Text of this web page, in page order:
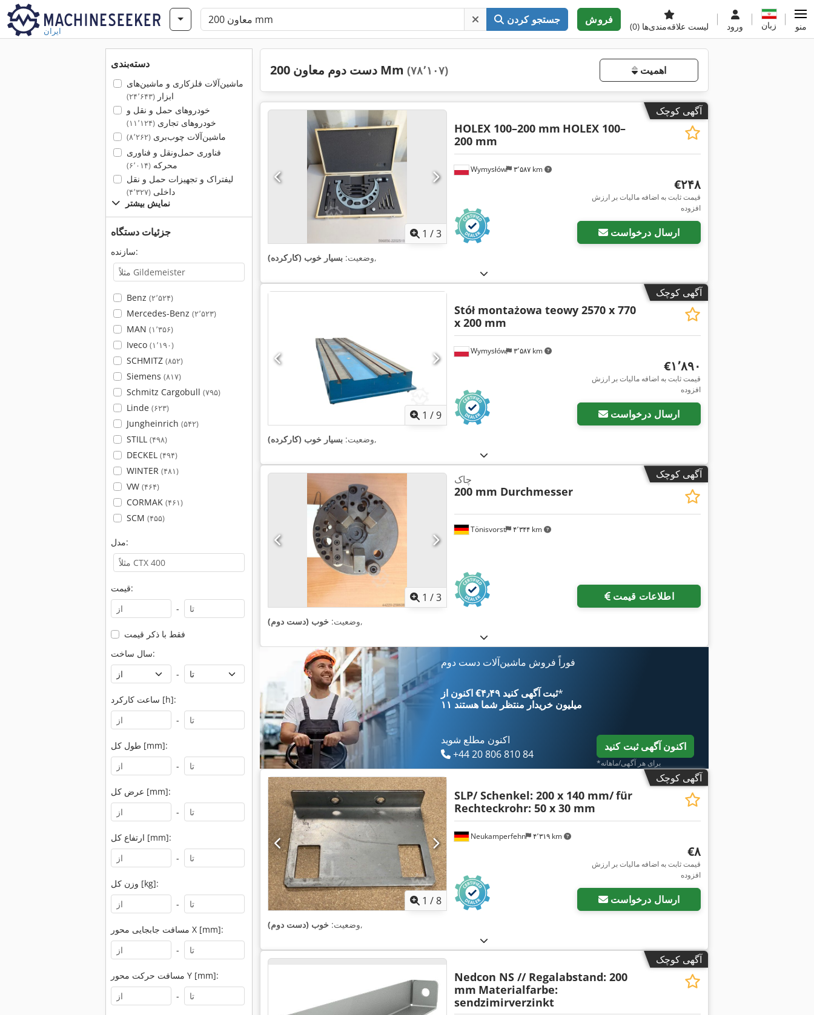
ایران
جستجو کردن فروش
لیست علاقه‌مندی‌ها (0) ورود زبان منو
دسته‌بندی
ماشین‌آلات فلزکاری و ماشین‌های
ابزار(۲۴٬۶۴۳)
خودروهای حمل و نقل و
خودروهای تجاری(۱۱٬۱۲۴)
ماشین‌آلات چوب‌بری(۸٬۲۶۲)
فناوری حمل‌ونقل و فناوری
محرکه(۶٬۰۱۴)
لیفتراک و تجهیزات حمل و نقل
داخلی(۴٬۳۲۷)
نمایش بیشتر
جزئیات دستگاه
سازنده:
Benz (۲٬۵۲۴)
Mercedes-Benz (۲٬۵۲۳)
MAN (۱٬۳۵۶)
Iveco (۱٬۱۹۰)
SCHMITZ (۸۵۲)
Siemens (۸۱۷)
Schmitz Cargobull (۷۹۵)
Linde (۶۲۳)
Jungheinrich (۵۴۲)
STILL (۴۹۸)
DECKEL (۴۹۴)
WINTER (۴۸۱)
VW (۴۶۴)
CORMAK (۴۶۱)
SCM (۴۵۵)
مدل:
قیمت:
-
فقط با ذکر قیمت
سال ساخت:
-
ساعت کارکرد [h]:
-
طول کل [mm]:
-
عرض کل [mm]:
-
ارتفاع کل [mm]:
-
وزن کل [kg]:
-
مسافت جابجایی محور X [mm]:
-
مسافت حرکت محور Y [mm]:
-
دست دوم معاون 200 Mm (۷۸٬۱۰۷) اهمیت
آگهی کوچک
1 /3
Wymysłów ۳٬۵۸۷ km
HOLEX 100–200 mm HOLEX 100–
200 mm
‎€۲۴۸
قیمت ثابت به اضافه مالیات بر ارزش
افزوده
ارسال درخواست
وضعیت: بسیار خوب (کارکرده) ,
آگهی کوچک
1 /9
Wymysłów ۳٬۵۸۷ km
Stół montażowa teowy 2570 x 770
x 200 mm
‎€۱٬۸۹۰
قیمت ثابت به اضافه مالیات بر ارزش
افزوده
ارسال درخواست
وضعیت: بسیار خوب (کارکرده) ,
آگهی کوچک
1 /3
Tönisvorst ۴٬۳۴۴ km
چاک
200 mm Durchmesser
اطلاعات قیمت
وضعیت: خوب (دست دوم) ,
فوراً فروش ماشین‌آلات دست دوم
اکنون از ‎€۴٫۴۹ ثبت آگهی کنید*
۱۱ میلیون خریدار منتظر شما هستند
اکنون مطلع شوید
+44 20 806 810 84
اکنون آگهی ثبت کنید
*برای هر آگهی/ماهانه
آگهی کوچک
1 /8
Neukamperfehn ۴٬۳۱۹ km
SLP/ Schenkel: 200 x 140 mm/für
Rechteckrohr: 50 x 30 mm
‎€۸
قیمت ثابت به اضافه مالیات بر ارزش
افزوده
ارسال درخواست
وضعیت: خوب (دست دوم) ,
آگهی کوچک
Nedcon NS // Regalabstand: 200
mm Materialfarbe:
sendzimirverzinkt